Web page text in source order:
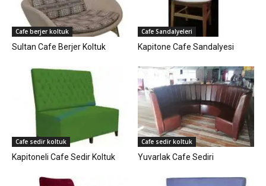
Cafe berjer koltuk
Sultan Cafe Berjer Koltuk
Cafe Sandalyeleri
Kapitone Cafe Sandalyesi
Cafe sedir koltuk
Kapitoneli Cafe Sedir Koltuk
Cafe sedir koltuk
Yuvarlak Cafe Sediri